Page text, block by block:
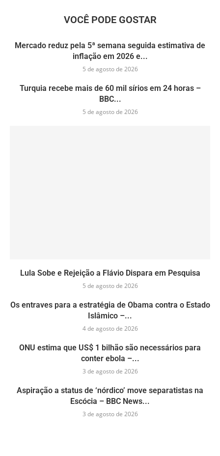
VOCÊ PODE GOSTAR
Mercado reduz pela 5ª semana seguida estimativa de
inflação em 2026 e...
5 de agosto de 2026
Turquia recebe mais de 60 mil sírios em 24 horas –
BBC...
5 de agosto de 2026
Lula Sobe e Rejeição a Flávio Dispara em Pesquisa
5 de agosto de 2026
Os entraves para a estratégia de Obama contra o Estado
Islâmico –...
4 de agosto de 2026
ONU estima que US$ 1 bilhão são necessários para
conter ebola –...
3 de agosto de 2026
Aspiração a status de ‘nórdico’ move separatistas na
Escócia – BBC News...
3 de agosto de 2026